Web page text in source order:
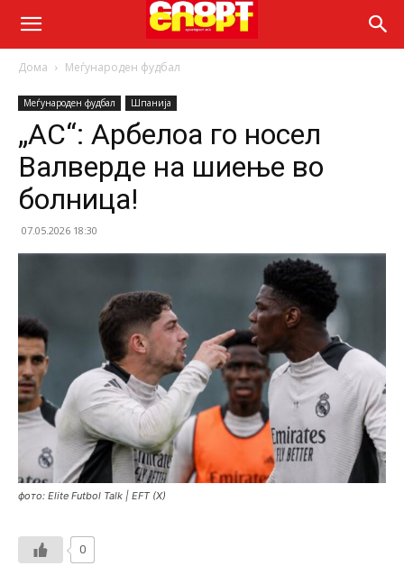
Дома Меѓународен фудбал
Меѓународен фудбал Шпанија
„АС“: Арбелоа го носел
Валверде на шиење во
болница!
07.05.2026 18:30
фото: Elite Futbol Talk | EFT (X)
0